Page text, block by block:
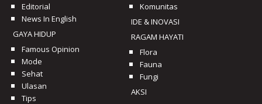
Editorial
News In English
GAYA HIDUP
Famous Opinion
Mode
Sehat
Ulasan
Tips
Komunitas
IDE & INOVASI
RAGAM HAYATI
Flora
Fauna
Fungi
AKSI